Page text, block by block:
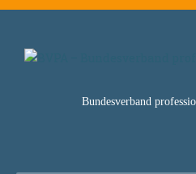
Bundesverband